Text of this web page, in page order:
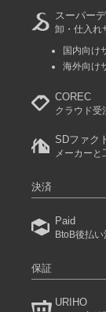
スーパー
卸・仕入れ
国内向け
海外向け
COREC
クラウド受
SDファク
メーカーと
決済
Paid
BtoB後払い
保証
URIHO